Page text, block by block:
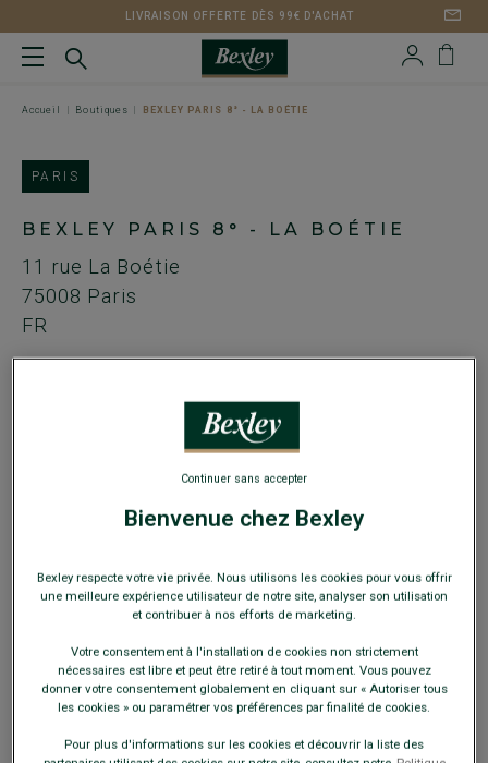
LIVRAISON OFFERTE DÈS 99€ D'ACHAT
Accueil Boutiques BEXLEY PARIS 8° - LA BOÉTIE
PARIS
BEXLEY PARIS 8° - LA BOÉTIE
11 rue La Boétie
75008 Paris
FR
01 71 39 48 59
boetie@bexley.fr
HORAIRES
Samedi9h30 - 20h00
DimancheFermé
VOUS Y TROUVEREZ
Chaussures ville et détente
Chemises, pulls, polos, pantalons
Bienvenue chez Bexley
Bexley respecte votre vie privée. Nous utilisons les cookies pour vous offrir
une meilleure expérience utilisateur de notre site, analyser son utilisation
et contribuer à nos efforts de marketing.
Votre consentement à l'installation de cookies non strictement
nécessaires est libre et peut être retiré à tout moment. Vous pouvez
donner votre consentement globalement en cliquant sur « Autoriser tous
les cookies » ou paramétrer vos préférences par finalité de cookies.
Pour plus d'informations sur les cookies et découvrir la liste des
Continuer sans accepter